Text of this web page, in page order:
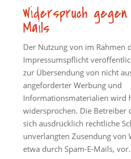
Widerspruch
Mails
Der Nutzung von im Rahmen
Impressumspflicht
zur Übersendung von nicht
angeforderter Werbung und
Informationsmaterialien wird
widersprochen. Die Betreiber
sich ausdrücklich rechtliche
unverlangten Zusendung von
etwa durch Spam-E-Mails, vor.